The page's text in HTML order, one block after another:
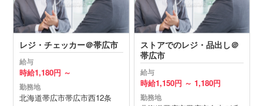
レジ・チェッカー＠帯広市
給与
時給1,180円 ～
勤務地
北海道帯広市帯広市西12条
ストアでのレジ・品出し＠
帯広市
給与
時給1,150円 ～ 1,180円
勤務地